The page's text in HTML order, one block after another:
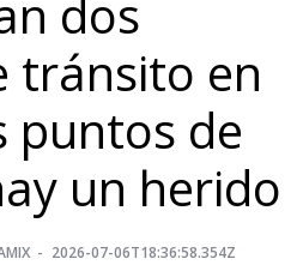
dos
tránsito en
puntos de
un herido
2026-07-06T18:36:58.354Z